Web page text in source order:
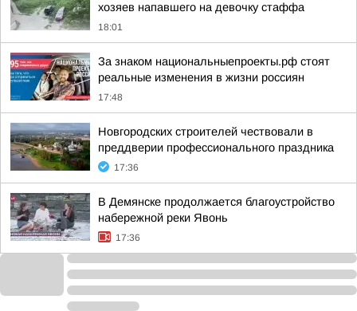
хозяев напавшего на девочку стаффа
18:01
За знаком национальныепроекты.рф стоят
реальные изменения в жизни россиян
17:48
Новгородских строителей чествовали в
преддверии профессионального праздника
17:36
В Демянске продолжается благоустройство
набережной реки Явонь
17:36